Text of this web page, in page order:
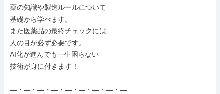
薬の知識や製造ルールについて
基礎から学べます。
また医薬品の最終チェックには
人の目が必ず必要です。
AI化が進んでも一生困らない
技術が身に付きます！
―・―・―・―・―・―・―・―・―